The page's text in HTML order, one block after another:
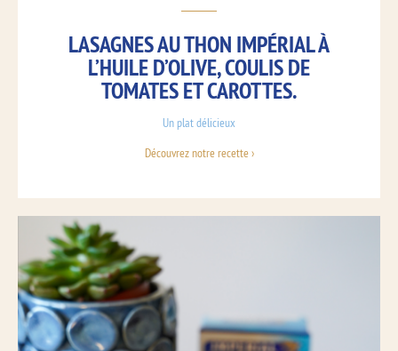
LASAGNES AU THON IMPÉRIAL À
L’HUILE D’OLIVE, COULIS DE
TOMATES ET CAROTTES.
Un plat délicieux
Découvrez notre recette ›